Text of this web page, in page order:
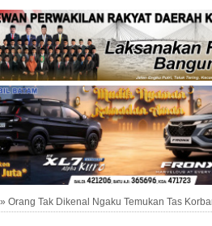
Orang Tak Dikenal Ngaku Temukan Tas